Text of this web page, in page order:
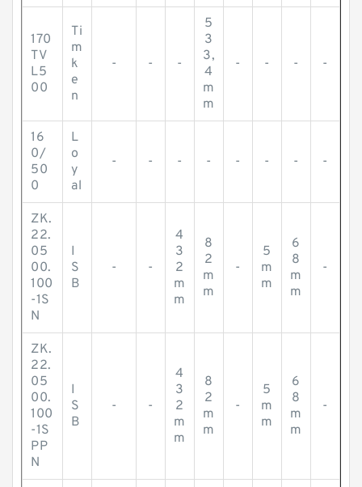
170
TV
L5
00
Ti
m
k
e
n
- - -
5
3
3,
4
m
m
- - - -
16
0/
50
0
L
o
y
al
- - - - - - - -
ZK.
22.
05
00.
100
-1S
N
I
S
B
- -
4
3
2
m
m
8
2
m
m
-
5
m
m
6
8
m
m
-
ZK.
22.
05
00.
100
-1S
PP
N
I
S
B
- -
4
3
2
m
m
8
2
m
m
-
5
m
m
6
8
m
m
-